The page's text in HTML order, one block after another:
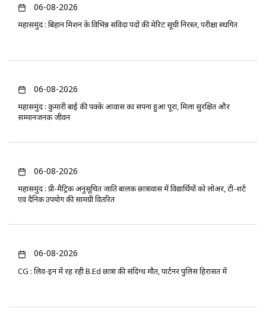
06-08-2026
महासमुंद : बिहान मिशन के विभिन्न संविदा पदों की मेरिट सूची निरस्त, परीक्षा स्थगित
06-08-2026
महासमुंद : कुमारी बाई की पक्के आवास का सपना हुआ पूरा, मिला सुरक्षित और
सम्मानजनक जीवन
06-08-2026
महासमुंद : प्री-मैट्रिक अनुसूचित जाति बालक छात्रावास में विद्यार्थियों को लोअर, टी-शर्ट
एवं दैनिक उपयोग की सामग्री वितरित
06-08-2026
CG : लिव-इन में रह रही B.Ed छात्रा की संदिग्ध मौत, पार्टनर पुलिस हिरासत में